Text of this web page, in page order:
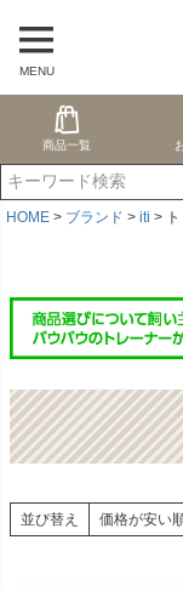
MENU
商品一覧
HOME ブランド iti
並び替え 価格が安い